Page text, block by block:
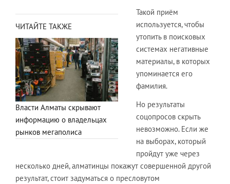
ЧИТАЙТЕ ТАКЖЕ
Власти Алматы скрывают
информацию о владельцах
рынков мегаполиса
Такой приём
используется, чтобы
утопить в поисковых
системах негативные
материалы, в которых
упоминается его
фамилия.
Но результаты
соцопросов скрыть
невозможно. Если же
на выборах, который
пройдут уже через
несколько дней, алматинцы покажут совершенной другой
результат, стоит задуматься о пресловутом